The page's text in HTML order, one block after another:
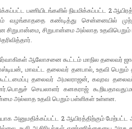
பணியிடங்களில் நியமிக்கப்பட்ட 2
வழங்காததை கண்டித்து சென்னையில்
சிறுபான்மை, சிறுபான்மை அல்லாத உதவிபெறும்
ஆலோசனை கூட்டம் மாநில தலைவர்
மாவட்ட தலைவர் தனபால், உதவி பெறும்
தலைவர் அமலராஜன், கவுரவ
செயலாளர் கனகராஜ்
அல்லாத உதவி பெறும் பள்ளிகள் உள்ளன.
அனுமதிக்கப்பட்ட 2 ஆயிரத்திற்கும் மேற்பட்ட